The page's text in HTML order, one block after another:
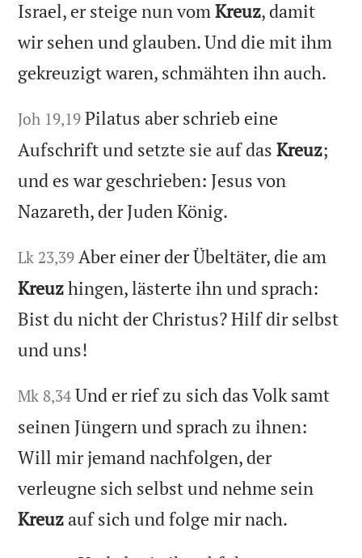
Israel, er steige nun vomKreuz, damit
wir sehen und glauben. Und die mit ihm
gekreuzigt waren, schmähten ihn auch.
Joh 19,19 Pilatus aber schrieb eine
Aufschrift und setzte sie auf dasKreuz;
und es war geschrieben: Jesus von
Nazareth, der Juden König.
Lk 23,39 Aber einer der Übeltäter, die am
Kreuzhingen, lästerte ihn und sprach:
Bist du nicht der Christus? Hilf dir selbst
und uns!
Mk 8,34 Und er rief zu sich das Volk samt
seinen Jüngern und sprach zu ihnen:
Will mir jemand nachfolgen, der
verleugne sich selbst und nehme sein
Kreuz auf sich und folge mir nach.